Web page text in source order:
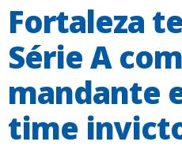
Fortaleza
Série A
mandante
time